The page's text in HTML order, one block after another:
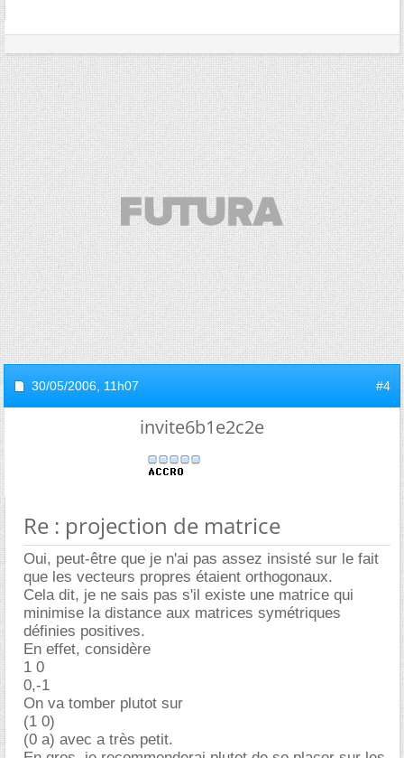
30/05/2006, 11h07 #4
invite6b1e2c2e
Re : projection de matrice
Oui, peut-être que je n'ai pas assez insisté sur le fait
que les vecteurs propres étaient orthogonaux.
Cela dit, je ne sais pas s'il existe une matrice qui
minimise la distance aux matrices symétriques
définies positives.
En effet, considère
1 0
0,-1
On va tomber plutot sur
(1 0)
(0 a) avec a très petit.